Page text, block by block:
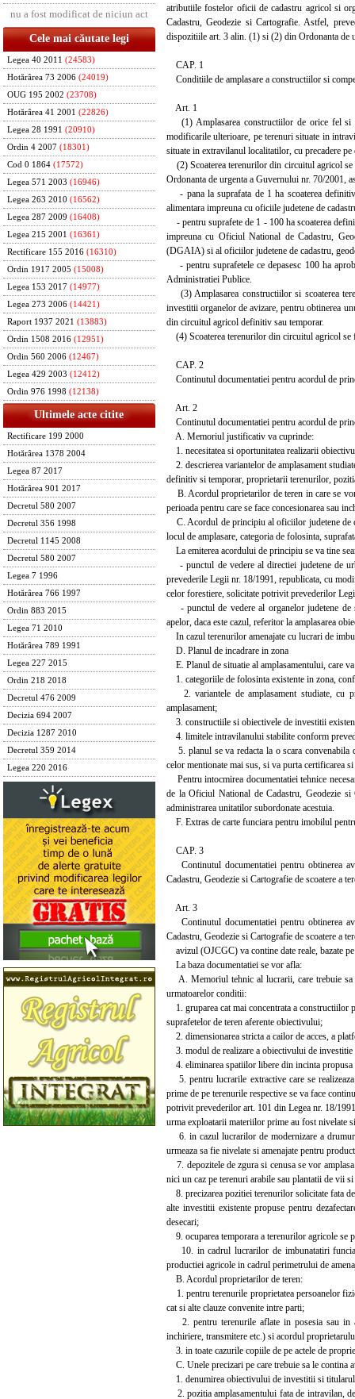
nu a fost modificat de niciun act
Cele mai căutate legi
Legea 40 2011 (24583)
Hotărârea 73 2006 (24019)
OUG 195 2002 (23708)
Hotărârea 41 2001 (22826)
Legea 28 1991 (20910)
Ordin 4 2007 (18301)
Cod 0 1864 (17572)
Legea 571 2003 (16946)
Legea 263 2010 (16562)
Legea 287 2009 (16408)
Legea 215 2001 (16361)
Rectificare 155 2016 (16310)
Ordin 1917 2005 (15008)
Legea 153 2017 (14977)
Legea 273 2006 (14421)
Raport 1937 2021 (13883)
Ordin 1508 2016 (12951)
Ordin 560 2006 (12467)
Legea 429 2003 (12412)
Ordin 976 1998 (12138)
Ultimele acte citite
Rectificare 199 2000
Hotărârea 1378 2004
Legea 87 2017
Hotărârea 901 2017
Decretul 580 2007
Decretul 356 1998
Decretul 1145 2008
Decretul 580 2007
Legea 7 1996
Hotărârea 766 1997
Ordin 883 2015
Legea 71 2010
Hotărârea 789 1991
Legea 227 2015
Ordin 218 2018
Decretul 476 2009
Decizia 694 2007
Decizia 1287 2010
Decretul 359 2014
Legea 220 2016
atributiile fostelor oficii de cadastru agricol si
Cadastru, Geodezie si Cartografie. Astfel,
dispozitiile art. 3 alin. (1) si (2) din Ordonanta de
CAP. 1
Conditiile de amplasare a constructiilor si
Art. 1
(1) Amplasarea constructiilor de orice fel si
modificarile ulterioare, pe terenuri situate in
situate in extravilanul localitatilor, cu precadere
(2) Scoaterea terenurilor din circuitul agricol
Ordonanta de urgenta a Guvernului nr. 70/2001,
- pana la suprafata de 1 ha scoaterea
alimentara impreuna cu oficiile judetene de
- pentru suprafete de 1 - 100 ha scoaterea
impreuna cu Oficiul National de Cadastru,
(DGAIA) si al oficiilor judetene de cadastru,
- pentru suprafetele ce depasesc 100 ha
Administratiei Publice.
(3) Amplasarea constructiilor si scoaterea
investitii organelor de avizare, pentru obtinerea
din circuitul agricol definitiv sau temporar.
(4) Scoaterea terenurilor din circuitul agricol se
CAP. 2
Continutul documentatiei pentru acordul de
Art. 2
Continutul documentatiei pentru acordul de
A. Memoriul justificativ va cuprinde:
1. necesitatea si oportunitatea realizarii
2. descrierea variantelor de amplasament
definitiv si temporar, proprietarii terenurilor,
B. Acordul proprietarilor de teren in care se
perioada pentru care se face concesionarea sau
C. Acordul de principiu al oficiilor judetene de
locul de amplasare, categoria de folosinta,
La emiterea acordului de principiu se va tine
- punctul de vedere al directiei judetene de
prevederile Legii nr. 18/1991, republicata, cu
celor forestiere, solicitate potrivit prevederilor
- punctul de vedere al organelor judetene de
apelor, daca este cazul, referitor la amplasarea
In cazul terenurilor amenajate cu lucrari de
D. Planul de incadrare in zona
E. Planul de situatie al amplasamentului, care
1. categoriile de folosinta existente in zona,
2. variantele de amplasament studiate, cu
amplasament;
3. constructiile si obiectivele de investitii
4. limitele intravilanului stabilite conform
5. planul se va redacta la o scara convenabila
celor mentionate mai sus, si va purta certificarea
Pentru intocmirea documentatiei tehnice
de la Oficiul National de Cadastru, Geodezie
administrarea unitatilor subordonate acestuia.
F. Extras de carte funciara pentru imobilul
CAP. 3
Continutul documentatiei pentru obtinerea
Cadastru, Geodezie si Cartografie de scoatere a
Art. 3
Continutul documentatiei pentru obtinerea
Cadastru, Geodezie si Cartografie de scoatere a
avizul (OJCGC) va contine date reale, bazate
La baza documentatiei se vor afla:
A. Memoriul tehnic al lucrarii, care trebuie sa
urmatoarelor conditii:
1. gruparea cat mai concentrata a constructiilor
suprafetelor de teren aferente obiectivului;
2. dimensionarea stricta a cailor de acces, a
3. modul de realizare a obiectivului de investitie
4. eliminarea spatiilor libere din incinta propusa
5. pentru lucrarile extractive care se
prime de pe terenurile respective se va face
potrivit prevederilor art. 101 din Legea nr. 18/
urma exploatarii materiilor prime au fost nivelate
6. in cazul lucrarilor de modernizare a
urmeaza sa fie nivelate si amenajate pentru
7. depozitele de zgura si cenusa se vor
nici un caz pe terenuri arabile sau plantatii de vii
8. precizarea pozitiei terenurilor solicitate fata
alte investitii existente propuse pentru
desecari;
9. ocuparea temporara a terenurilor agricole se
10. in cadrul lucrarilor de imbunatatiri
productiei agricole in cadrul perimetrului de
B. Acordul proprietarilor de teren:
1. pentru terenurile proprietatea persoanelor
cat si alte clauze convenite intre parti;
2. pentru terenurile aflate in posesia sau in
inchiriere, transmitere etc.) si acordul
3. in toate cazurile copiile de pe actele de
C. Unele precizari pe care trebuie sa le contina
1. denumirea obiectivului de investitii si titularul
2. pozitia amplasamentului fata de intravilan,